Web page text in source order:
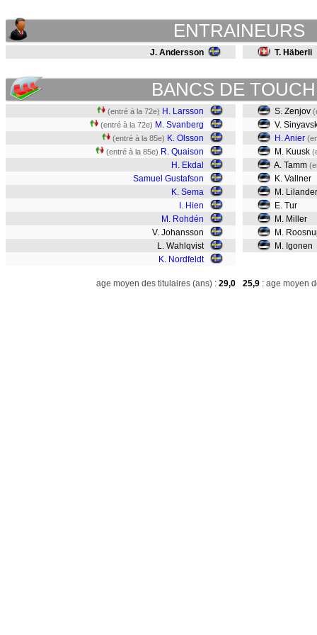
ENTRAINEURS
J. Andersson T. Häberli
BANCS DE
(entré à la 72e) H. Larsson
(entré à la 72e) M. Svanberg
(entré à la 85e) K. Olsson
(entré à la 85e) R. Quaison
H. Ekdal
Samuel Gustafson
K. Sema
I. Hien
M. Rohdén
V. Johansson
L. Wahlqvist
K. Nordfeldt
S. Zenjov
V.
H. Anier
M. Kuusk
A. Tamm
K. Vallner
M. Lilander
E. Tur
M. Miller
M.
M. Igonen
age moyen des titulaires (ans) : 29,0 25,9 : age moyen